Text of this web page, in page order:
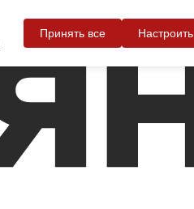
Принять все Настроить